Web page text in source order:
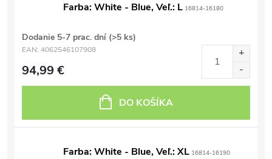
Farba: White - Blue, Veľ.: L 16814-16180
Dodanie 5-7 prac. dní (>5 ks)
EAN: 4062546107908
94,99 €
DO KOŠÍKA
Farba: White - Blue, Veľ.: XL 16814-16190